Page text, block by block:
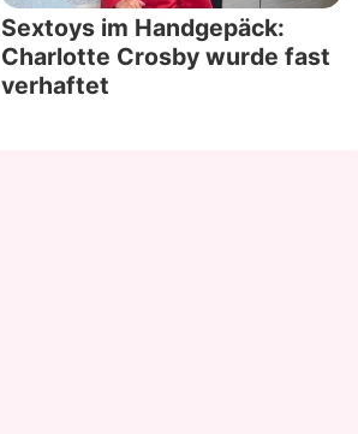
Sextoys im Handgepäck:
Charlotte Crosby wurde fast
verhaftet